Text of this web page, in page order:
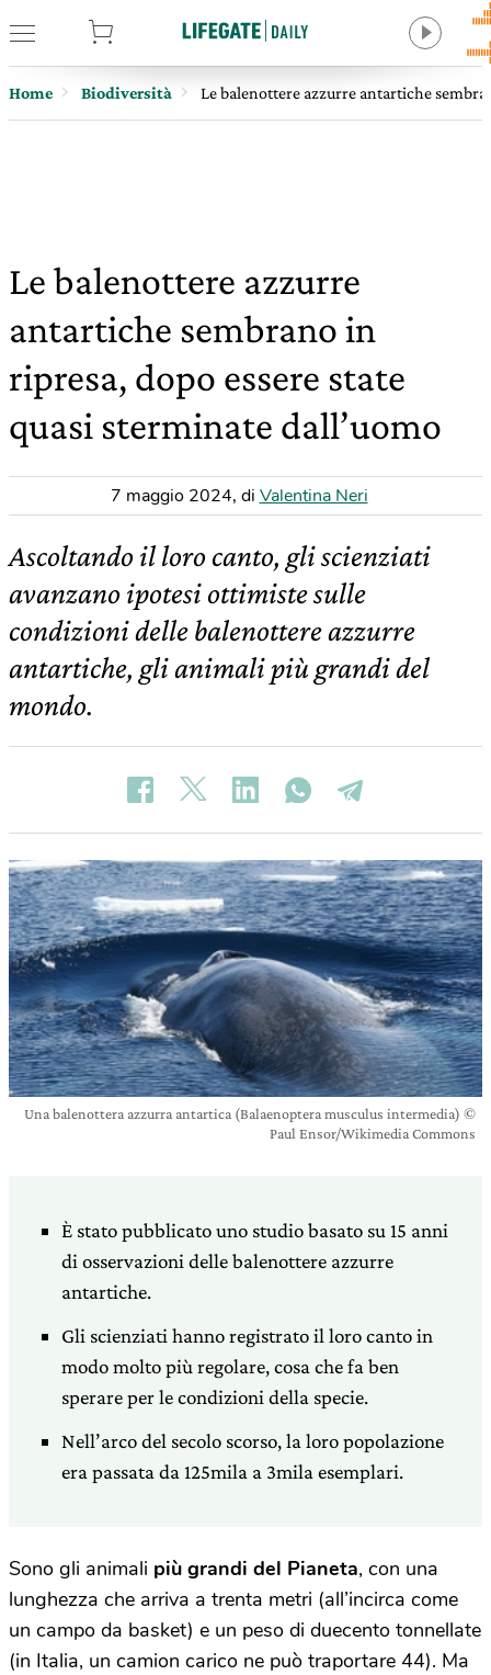
Home Biodiversità Le balenottere azzurre antartiche
Le balenottere azzurre
antartiche sembrano in
ripresa, dopo essere state
quasi sterminate dall’uomo
7 maggio 2024, di Valentina Neri
Ascoltando il loro canto, gli scienziati
avanzano ipotesi ottimiste sulle
condizioni delle balenottere azzurre
antartiche, gli animali più grandi del
mondo.
Una balenottera azzurra antartica (Balaenoptera musculus intermedia) ©
Paul Ensor/Wikimedia Commons
È stato pubblicato uno studio basato su 15 anni
di osservazioni delle balenottere azzurre
antartiche.
Gli scienziati hanno registrato il loro canto in
modo molto più regolare, cosa che fa ben
sperare per le condizioni della specie.
Nell’arco del secolo scorso, la loro popolazione
era passata da 125mila a 3mila esemplari.
Sono gli animali più grandi del Pianeta, con una
lunghezza che arriva a trenta metri (all’incirca come
un campo da basket) e un peso di duecento tonnellate
(in Italia, un camion carico ne può traportare 44). Ma